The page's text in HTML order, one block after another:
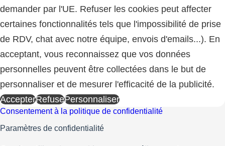
demander par l'UE. Refuser les cookies peut affecter
certaines fonctionnalités tels que l'impossibilité de prise
de RDV, chat avec notre équipe, envois d'emails...). En
acceptant, vous reconnaissez que vos données
personnelles peuvent être collectées dans le but de
personnaliser et de mesurer l'efficacité de la publicité.
AccepterRefusePersonnaliser
Consentement à la politique de confidentialité
Paramètres de confidentialité